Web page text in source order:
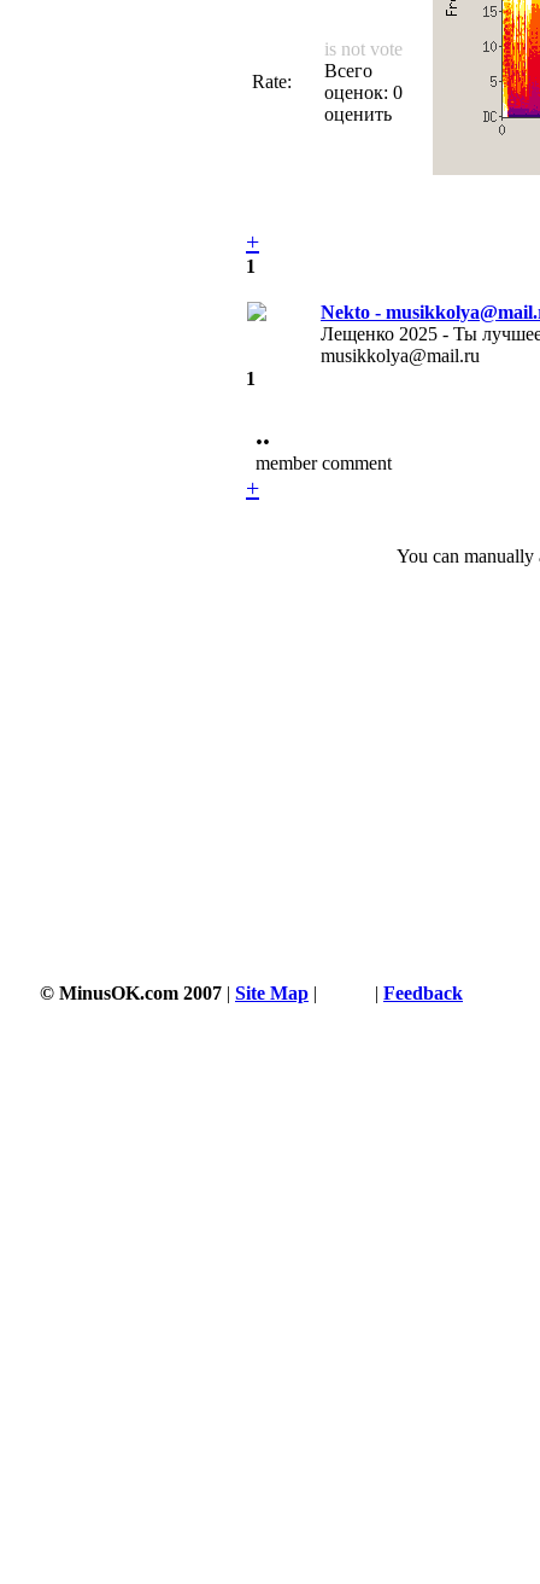
Rate:
is not vote
Всего
оценок: 0
оценить
+
1
Nekto -
Лещенко 2025 - Ты
musikkolya@mail.ru
1
••
member comment
+
You can manually
© MinusOK.com 2007 | Site Map | | Feedback